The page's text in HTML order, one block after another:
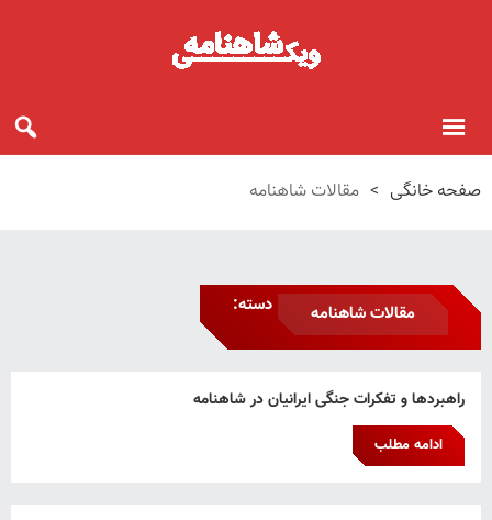
صفحه خانگی > مقالات شاهنامه
دسته: مقالات شاهنامه
راهبردها و تفکرات جنگی ایرانیان در شاهنامه
ادامه مطلب